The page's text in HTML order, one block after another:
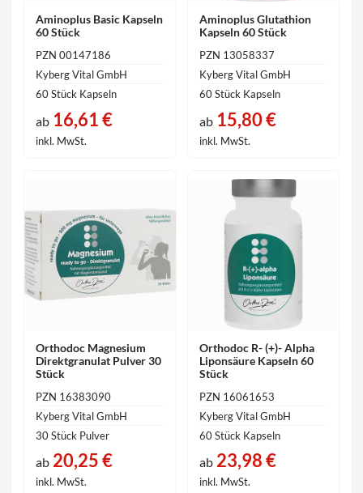
Aminoplus Basic Kapseln
60 Stück
PZN 00147186
Kyberg Vital GmbH
60 Stück Kapseln
ab 16,61 €
inkl. MwSt.
Aminoplus Glutathion
Kapseln 60 Stück
PZN 13058337
Kyberg Vital GmbH
60 Stück Kapseln
ab15,80 €
inkl. MwSt.
Orthodoc Magnesium
Direktgranulat Pulver 30
Stück
PZN 16383090
Kyberg Vital GmbH
30 Stück Pulver
ab 20,25 €
inkl. MwSt.
Orthodoc R- (+)- Alpha
Liponsäure Kapseln 60
Stück
PZN 16061653
Kyberg Vital GmbH
60 Stück Kapseln
ab23,98 €
inkl. MwSt.